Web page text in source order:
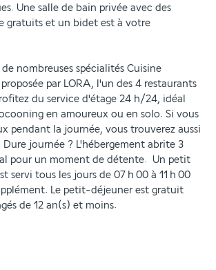
Une salle de bain privée avec des
gratuits et un bidet est à votre
nombreuses spécialités Cuisine
par LORA, l'un des 4 restaurants
du service d'étage 24 h/24, idéal
en amoureux ou en solo. Si vous
pendant la journée, vous trouverez aussi
Dure journée ? L'hébergement abrite 3
pour un moment de détente.  Un petit
tous les jours de 07 h 00 à 11 h 00
Le petit-déjeuner est gratuit
de 12 an(s) et moins.